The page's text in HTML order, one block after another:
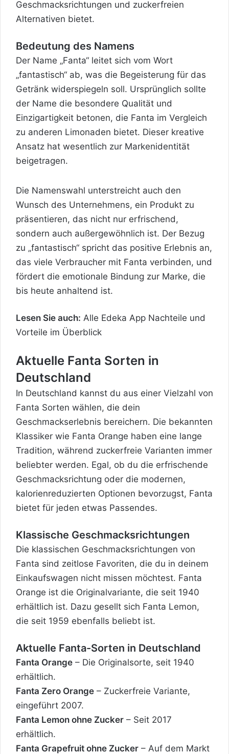
Geschmacksrichtungen und zuckerfreien
Alternativen bietet.
Bedeutung des Namens
Der Name „Fanta“ leitet sich vom Wort
„fantastisch“ ab, was die Begeisterung für das
Getränk widerspiegeln soll. Ursprünglich sollte
der Name die besondere Qualität und
Einzigartigkeit betonen, die Fanta im Vergleich
zu anderen Limonaden bietet. Dieser kreative
Ansatz hat wesentlich zur Markenidentität
beigetragen.
Die Namenswahl unterstreicht auch den
Wunsch des Unternehmens, ein Produkt zu
präsentieren, das nicht nur erfrischend,
sondern auch außergewöhnlich ist. Der Bezug
zu „fantastisch“ spricht das positive Erlebnis an,
das viele Verbraucher mit Fanta verbinden, und
fördert die emotionale Bindung zur Marke, die
bis heute anhaltend ist.
Lesen Sie auch: Alle Edeka App Nachteile und
Vorteile im Überblick
Aktuelle Fanta Sorten in
Deutschland
In Deutschland kannst du aus einer Vielzahl von
Fanta Sorten wählen, die dein
Geschmackserlebnis bereichern. Die bekannten
Klassiker wie Fanta Orange haben eine lange
Tradition, während zuckerfreie Varianten immer
beliebter werden. Egal, ob du die erfrischende
Geschmacksrichtung oder die modernen,
kalorienreduzierten Optionen bevorzugst, Fanta
bietet für jeden etwas Passendes.
Klassische Geschmacksrichtungen
Die klassischen Geschmacksrichtungen von
Fanta sind zeitlose Favoriten, die du in deinem
Einkaufswagen nicht missen möchtest. Fanta
Orange ist die Originalvariante, die seit 1940
erhältlich ist. Dazu gesellt sich Fanta Lemon,
die seit 1959 ebenfalls beliebt ist.
Aktuelle Fanta-Sorten in Deutschland
Fanta Orange – Die Originalsorte, seit 1940
erhältlich.
Fanta Zero Orange – Zuckerfreie Variante,
eingeführt 2007.
Fanta Lemon ohne Zucker – Seit 2017
erhältlich.
Fanta Grapefruit ohne Zucker – Auf dem Markt